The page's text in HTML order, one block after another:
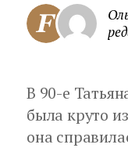
В 90-е
была круто
она